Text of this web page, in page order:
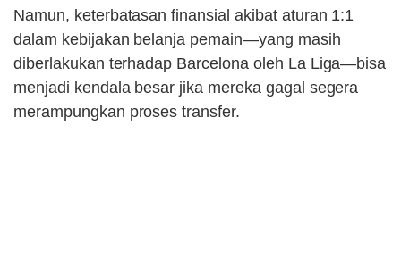
Namun, keterbatasan finansial akibat aturan 1:1
dalam kebijakan belanja pemain—yang masih
diberlakukan terhadap Barcelona oleh La Liga—bisa
menjadi kendala besar jika mereka gagal segera
merampungkan proses transfer.